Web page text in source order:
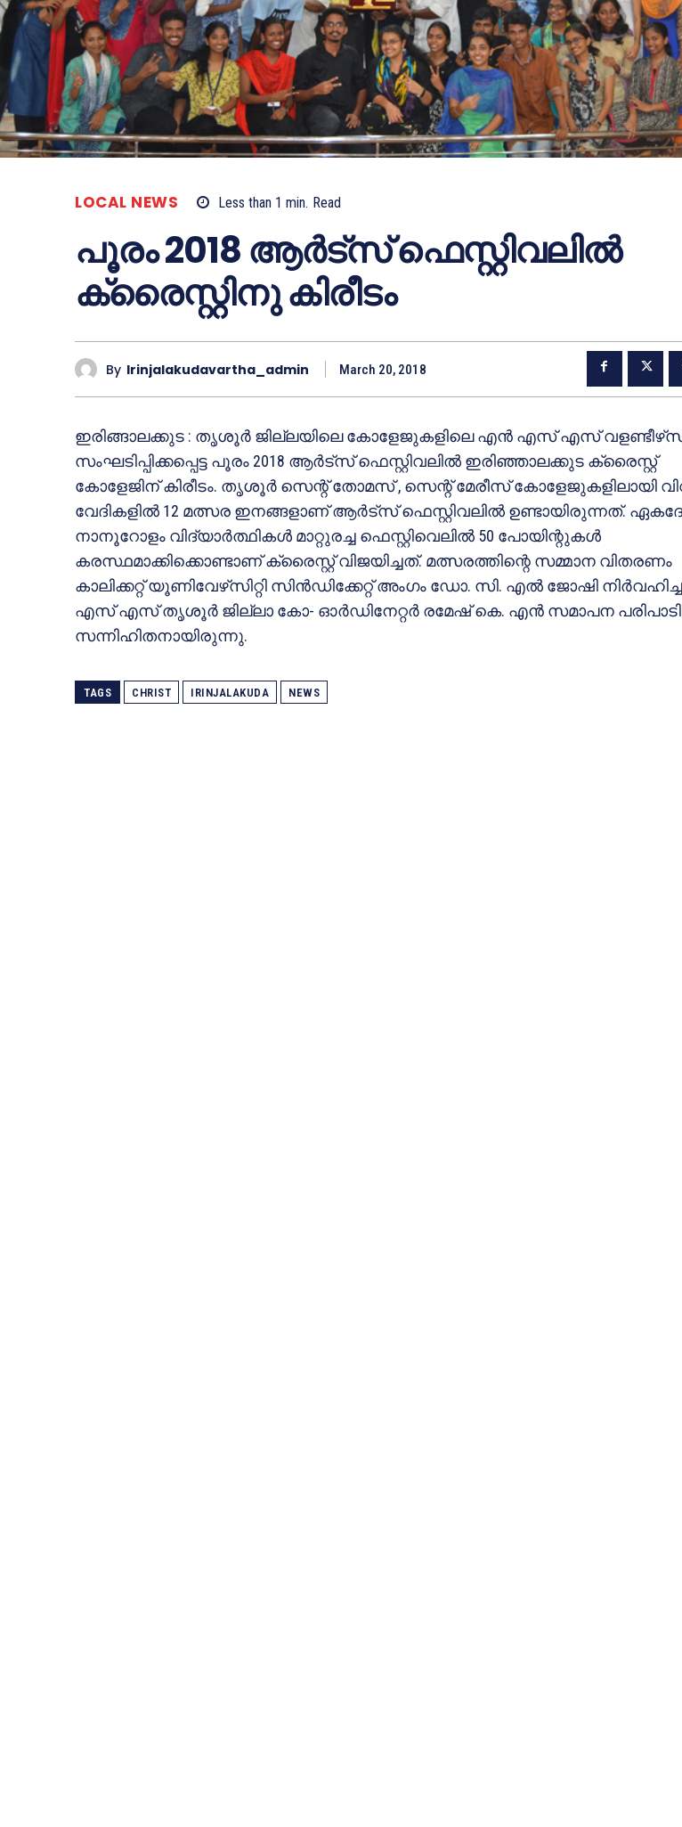
LOCAL NEWS Less than 1 min. Read
പൂരം 2018 ആര്‍ട്‌സ് ഫെസ്റ്റിവലില്‍
ക്രൈസ്റ്റിനു കിരീടം
By Irinjalakudavartha_admin March 20, 2018
ഇരിങ്ങാലക്കുട : തൃശൂര്‍ ജില്ലയിലെ കോളേജുകളിലെ എന്‍ എസ് എസ്
സംഘടിപ്പിക്കപ്പെട്ട പൂരം 2018 ആര്‍ട്‌സ് ഫെസ്റ്റിവലില്‍ ഇരിഞ്ഞാലക്കുട ക്രൈസ്റ്റ്
കോളേജിന് കിരീടം. തൃശൂര്‍ സെന്റ് തോമസ് , സെന്റ് മേരീസ് കോളേജുകളിലായി
വേദികളില്‍ 12 മത്സര ഇനങ്ങളാണ് ആര്‍ട്‌സ് ഫെസ്റ്റിവലില്‍ ഉണ്ടായിരുന്നത്.
നാനൂറോളം വിദ്യാര്‍ത്ഥികള്‍ മാറ്റുരച്ച ഫെസ്റ്റിവെലില്‍ 50 പോയിന്റുകള്‍
കരസ്ഥമാക്കിക്കൊണ്ടാണ് ക്രൈസ്റ്റ് വിജയിച്ചത്. മത്സരത്തിന്റെ സമ്മാന വിതരണം
കാലിക്കറ്റ് യൂണിവേഴ്‌സിറ്റി സിന്‍ഡിക്കേറ്റ് അംഗം ഡോ. സി. എല്‍ ജോഷി
എസ് എസ് തൃശൂര്‍ ജില്ലാ കോ- ഓര്‍ഡിനേറ്റര്‍ രമേഷ് കെ. എന്‍ സമാപന
സന്നിഹിതനായിരുന്നു.
TAGS CHRIST IRINJALAKUDA NEWS